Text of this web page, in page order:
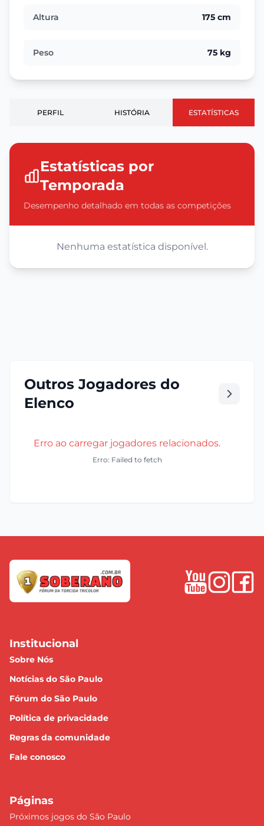
Altura 175 cm
Peso 75 kg
PERFIL HISTÓRIA ESTATÍSTICAS
Estatísticas por
Temporada
Desempenho detalhado em todas as competições
Nenhuma estatística disponível.
Outros Jogadores do
Elenco
Erro ao carregar jogadores relacionados.
Erro: Failed to fetch
Institucional
Sobre Nós
Notícias do São Paulo
Fórum do São Paulo
Política de privacidade
Regras da comunidade
Fale conosco
Páginas
Próximos jogos do São Paulo